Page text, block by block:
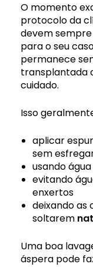
O momento
protocolo da
devem
para o seu
permanece
transplantada
cuidado.
Isso
aplicar
sem
usando
evitando
enxertos
deixando as
soltarem
Uma boa
áspera pode